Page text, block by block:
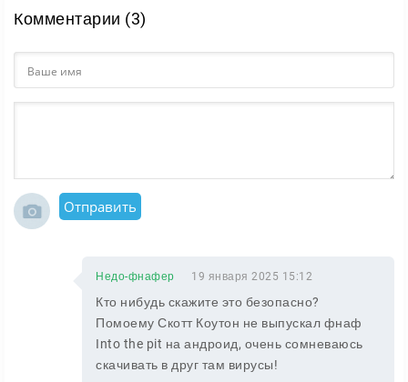
Комментарии (3)
Отправить
Недо-фнафер 19 января 2025 15:12
Кто нибудь скажите это безопасно?
Помоему Скотт Коутон не выпускал фнаф
Into the pit на андроид, очень сомневаюсь
скачивать в друг там вирусы!